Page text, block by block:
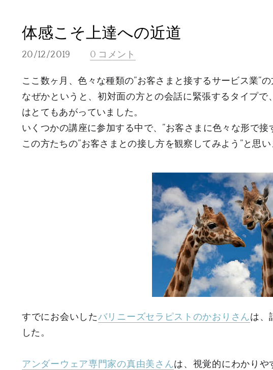
体感こそ上達への近道
20/12/2019 0 コメント
ここ数ヶ月、色々な種類の”お客さまと接するサービス業”の
なぜかというと、初対面の方との会話に緊張するタイプで
はとてもあがっていました。
いくつかの講座に参加する中で、”お客さまに色々な形で接
この方たちの”お客さまとの接し方を観察してみよう”と思い
すでにお会いしたバリニーズセラピストのかおりさんは、
した。
アンダーウェア専門家の真由美さんは、視覚的にわかりや